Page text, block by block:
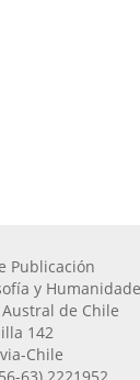
Publicación
y
de Chile
142
Chile